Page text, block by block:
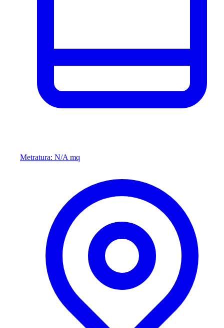
Metratura: N/A mq